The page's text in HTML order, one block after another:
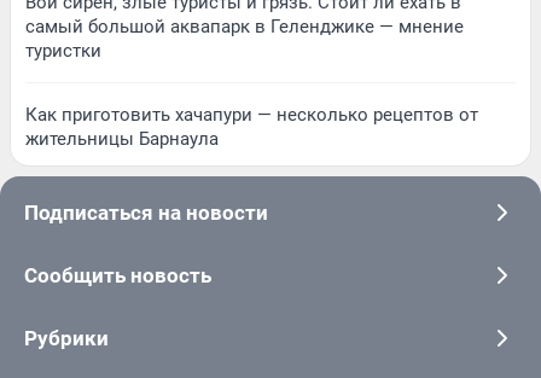
самый большой аквапарк в Геленджике — мнение
туристки
Как приготовить хачапури — несколько рецептов от
жительницы Барнаула
Подписаться на новости
Сообщить новость
Рубрики